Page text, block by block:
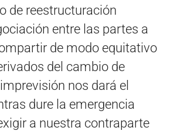
de reestructuración
entre las partes a
de modo equitativo
del cambio de
nos dará el
dure la emergencia
a nuestra contraparte